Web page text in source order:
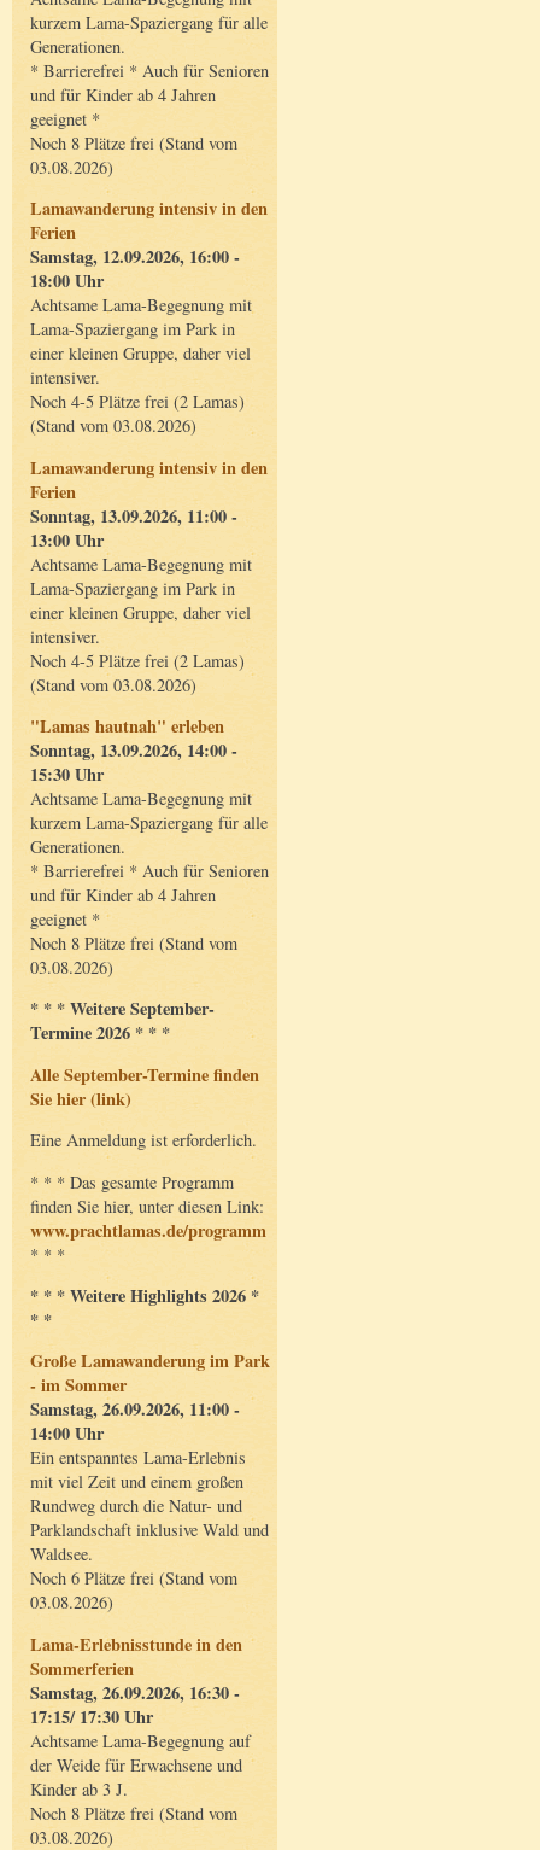
kurzem Lama-Spaziergang für alle
Generationen.
* Barrierefrei * Auch für Senioren
und für Kinder ab 4 Jahren
geeignet *
Noch 8 Plätze frei (Stand vom
03.08.2026)
Lamawanderung intensiv in den
Ferien
Samstag, 12.09.2026, 16:00 -
18:00 Uhr
Achtsame Lama-Begegnung mit
Lama-Spaziergang im Park in
einer kleinen Gruppe, daher viel
intensiver.
Noch 4-5 Plätze frei (2 Lamas)
(Stand vom 03.08.2026)
Lamawanderung intensiv in den
Ferien
Sonntag, 13.09.2026, 11:00 -
13:00 Uhr
Achtsame Lama-Begegnung mit
Lama-Spaziergang im Park in
einer kleinen Gruppe, daher viel
intensiver.
Noch 4-5 Plätze frei (2 Lamas)
(Stand vom 03.08.2026)
"Lamas hautnah" erleben
Sonntag, 13.09.2026, 14:00 -
15:30 Uhr
Achtsame Lama-Begegnung mit
kurzem Lama-Spaziergang für alle
Generationen.
* Barrierefrei * Auch für Senioren
und für Kinder ab 4 Jahren
geeignet *
Noch 8 Plätze frei (Stand vom
03.08.2026)
* * * Weitere September-
Termine 2026 * * *
Alle September-Termine finden
Sie hier (link)
Eine Anmeldung ist erforderlich.
* * * Das gesamte Programm
finden Sie hier, unter diesen Link:
www.prachtlamas.de/programm
* * *
* * * Weitere Highlights 2026 *
* *
Große Lamawanderung im Park
- im Sommer
Samstag, 26.09.2026, 11:00 -
14:00 Uhr
Ein entspanntes Lama-Erlebnis
mit viel Zeit und einem großen
Rundweg durch die Natur- und
Parklandschaft inklusive Wald und
Waldsee.
Noch 6 Plätze frei (Stand vom
03.08.2026)
Lama-Erlebnisstunde in den
Sommerferien
Samstag, 26.09.2026, 16:30 -
17:15/ 17:30 Uhr
Achtsame Lama-Begegnung auf
der Weide für Erwachsene und
Kinder ab 3 J.
Noch 8 Plätze frei (Stand vom
03.08.2026)